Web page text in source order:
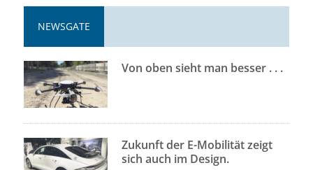
NEWSGATE
Von oben sieht man besser . . .
Zukunft der E-Mobilität zeigt
sich auch im Design.